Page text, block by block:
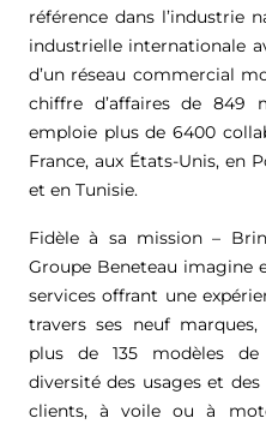
référence dans l’industrie
industrielle internationale
d’un réseau commercial
chiffre d’affaires de 849
emploie plus de 6400
France, aux États-Unis, en
et en Tunisie.
Fidèle à sa mission –
Groupe Beneteau imagine
services offrant une
travers ses neuf
plus de 135 modèles
diversité des usages et
clients, à voile ou à